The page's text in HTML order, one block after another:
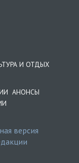
И ОТДЫХ
АНОНСЫ
версия